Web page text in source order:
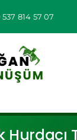
537 814 57 07
Hurdacı